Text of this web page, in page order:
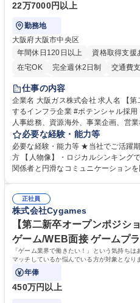
22万7000円以上
勤務地
大阪府大阪市中央区
年間休日120日以上
資格取得支援
在宅OK
完全週休2日制 交通費
服装自由
第二新卒歓迎
仕事の内容
企業名 大阪ガス株式会社 求人名 【第二新卒】事務系総合職 #関西を代表
するインフラ企業 #ポテンシャル採用 仕事の内容 事務系総合職として、
人事総務、資源海外、事業企画、営
す。 【業務内容の一例】■所属事業部
務 ■営業部門の企画スタッフ、ルート営業 【キャリアパス】入社
ポジションで一定期間ご活躍頂いた
鑑みてジョブローテーションを行い
表するインフラ企業 #ポテンシャル採
必要な経験・能力等
必要な経験・能力等 ★当社でご活躍
方 【人物像】・ロジカルシンキング
関係者と円滑なコミュニケーションを図れる ■2024年度か
72.html ■エネルギーセキュリティの
甚大化など、これまで以上に社会課
「未来の日常」の創造に向けて持続
す。 学歴・資格 学歴：大学院 大学
正社員
株式会社Cygames
【第二新卒オープンポジシ
ゲーム/WEB面接 ゲームプ
「ゲーム業界で働きたい！」という気持ち
マッチしているか悩んでいる方が対象となり
年俸
450万円以上